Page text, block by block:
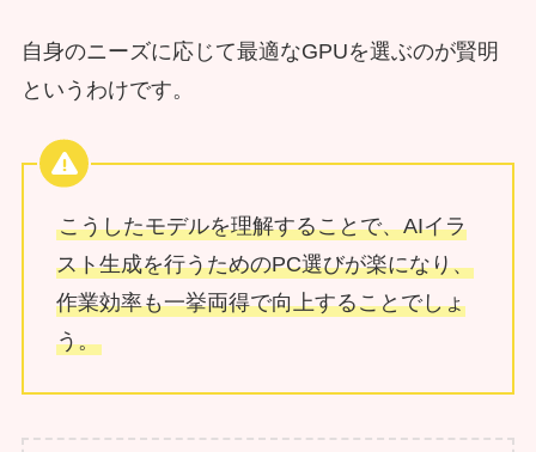
自身のニーズに応じて最適なGPUを選ぶのが賢明
というわけです。
こうしたモデルを理解することで、AIイラ
スト生成を行うためのPC選びが楽になり、
作業効率も一挙両得で向上することでしょ
う。